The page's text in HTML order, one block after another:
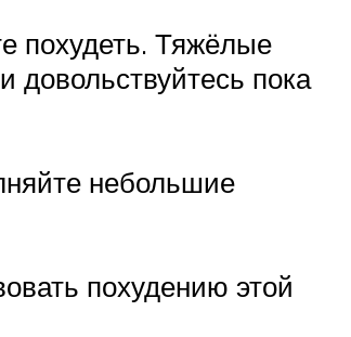
похудеть. Тяжёлые
довольствуйтесь пока
небольшие
похудению этой